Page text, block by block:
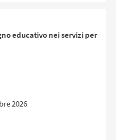
educativo nei servizi per
2026